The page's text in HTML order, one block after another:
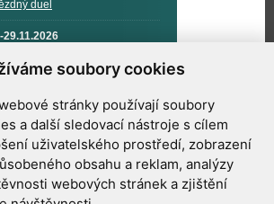
soubory cookies
stránky používají soubory
a další sledovací nástroje s cílem
uživatelského prostředí, zobrazení
obsahu a reklam, analýzy
webových stránek a zjištění
duel
29.11.2026
A KOSMICKÉ